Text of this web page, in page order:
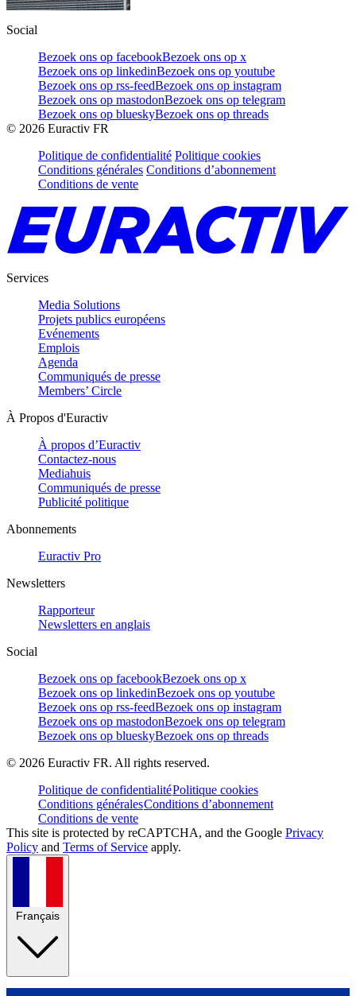
Social
Bezoek ons op facebookBezoek ons op x
Bezoek ons op linkedinBezoek ons op youtube
Bezoek ons op rss-feedBezoek ons op instagram
Bezoek ons op mastodonBezoek ons op telegram
Bezoek ons op blueskyBezoek ons op threads
© 2026 Euractiv FR
Politique de confidentialité Politique cookies
Conditions générales Conditions d’abonnement
Conditions de vente
Services
Media Solutions
Projets publics européens
Evénements
Emplois
Agenda
Communiqués de presse
Members’ Circle
À Propos d'Euractiv
À propos d’Euractiv
Contactez-nous
Mediahuis
Communiqués de presse
Publicité politique
Abonnements
Euractiv Pro
Newsletters
Rapporteur
Newsletters en anglais
Social
Bezoek ons op facebookBezoek ons op x
Bezoek ons op linkedinBezoek ons op youtube
Bezoek ons op rss-feedBezoek ons op instagram
Bezoek ons op mastodonBezoek ons op telegram
Bezoek ons op blueskyBezoek ons op threads
© 2026 Euractiv FR. All rights reserved.
Politique de confidentialitéPolitique cookies
Conditions généralesConditions d’abonnement
Conditions de vente
This site is protected by reCAPTCHA, and the Google Privacy
Policy and Terms of Service apply.
Français